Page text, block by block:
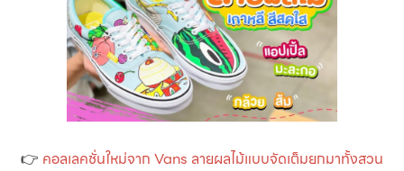
👉 คอลเลคชั่นใหม่จาก Vans ลายผลไม้แบบจัดเต็มยกมาทั้งสวน